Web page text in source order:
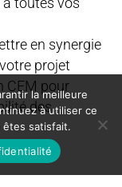
en synergie
projet
CEM pour
des
la meilleure
à utiliser ce
satisfait.